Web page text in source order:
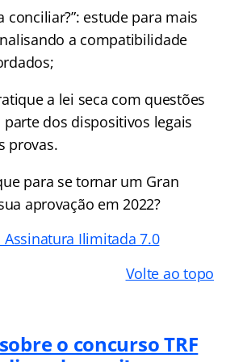
conciliar?”: estude para mais
a compatibilidade
a lei seca com questões
dos dispositivos legais
provas.
para se tornar um Gran
aprovação em 2022?
Assinatura Ilimitada 7.0
Volte ao topo
o concurso TRF